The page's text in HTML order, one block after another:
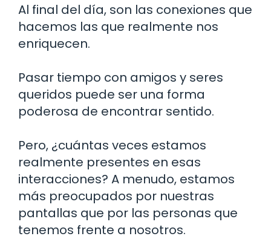
Al final del día, son las conexiones que
hacemos las que realmente nos
enriquecen.
Pasar tiempo con amigos y seres
queridos puede ser una forma
poderosa de encontrar sentido.
Pero, ¿cuántas veces estamos
realmente presentes en esas
interacciones? A menudo, estamos
más preocupados por nuestras
pantallas que por las personas que
tenemos frente a nosotros.